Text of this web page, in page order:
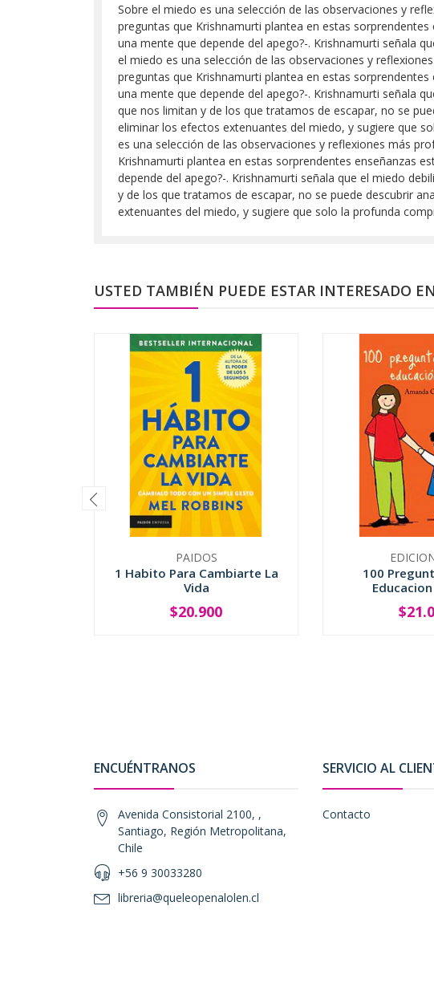
Sobre el miedo es una selección de las observaciones y
preguntas que Krishnamurti plantea en estas
una mente que depende del apego?-. Krishnamurti señala
el miedo es una selección de las observaciones y
preguntas que Krishnamurti plantea en estas
una mente que depende del apego?-. Krishnamurti señala
que nos limitan y de los que tratamos de escapar, no se
eliminar los efectos extenuantes del miedo, y sugiere que
es una selección de las observaciones y reflexiones más
Krishnamurti plantea en estas sorprendentes enseñanzas
depende del apego?-. Krishnamurti señala que el miedo
y de los que tratamos de escapar, no se puede descubrir
extenuantes del miedo, y sugiere que solo la profunda
USTED TAMBIÉN PUEDE ESTAR INTERESADO EN
PAIDOS
1 Habito Para Cambiarte La
Vida
+
$20.900
100
ENCUÉNTRANOS
Avenida Consistorial 2100, ,
Santiago, Región Metropolitana,
Chile
+56 9 30033280
libreria@queleopenalolen.cl
SERVICIO AL
Contacto